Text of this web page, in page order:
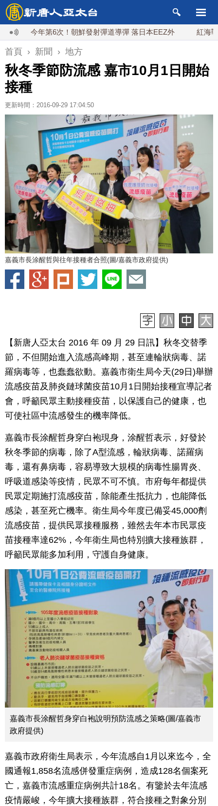
今年第6次！朝鮮發射彈道導彈 落日本EEZ外 紅海戰火續升
首頁 › 新聞 › 地方
秋冬季節防流感 嘉市10月1日開始
接種
更新時間：2016-09-29 17:04:50
嘉義市長涂醒哲與往年接種者合照(圖/嘉義市政府提供)
【新唐人亞太台 2016 年 09 月 29 日訊】秋冬交替季
節，不但開始進入流感高峰期，甚至連輪狀病毒、諾
羅病毒等，也蠢蠢欲動。嘉義市衛生局今天(29日)舉辦
流感疫苗及肺炎鏈球菌疫苗10月1日開始接種宣導記者
會，呼籲民眾主動接種疫苗，以保護自己的健康，也
可使社區中流感發生的機率降低。
嘉義市長涂醒哲身穿白袍現身，涂醒哲表示，好發於
秋冬季節的病毒，除了A型流感，輪狀病毒、諾羅病
毒，還有鼻病毒，容易導致大規模的病毒性腸胃炎、
呼吸道感染等疫情，民眾不可不慎。市府每年都提供
民眾定期施打流感疫苗，除能產生抵抗力，也能降低
感染，甚至死亡機率。衛生局今年度已備妥45,000劑
流感疫苗，提供民眾接種服務，雖然去年本市民眾疫
苗接種率達62%，今年衛生局也特別擴大接種族群，
呼籲民眾能多加利用，守護自身健康。
嘉義市長涂醒哲身穿白袍說明預防流感之策略(圖/嘉義市
政府提供)
嘉義市政府衛生局表示，今年流感自1月以來迄今，全
國通報1,858名流感併發重症病例，造成128名個案死
亡，嘉義市流感重症病例共計18名。有鑒於去年流感
疫情嚴峻，今年擴大接種族群，符合接種之對象分別